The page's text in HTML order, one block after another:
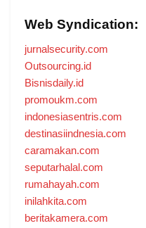
Web Syndication:
jurnalsecurity.com
Outsourcing.id
Bisnisdaily.id
promoukm.com
indonesiasentris.com
destinasiindnesia.com
caramakan.com
seputarhalal.com
rumahayah.com
inilahkita.com
beritakamera.com